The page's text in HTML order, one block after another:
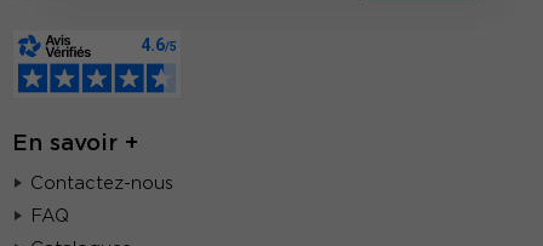
En savoir +
Contactez-nous
FAQ